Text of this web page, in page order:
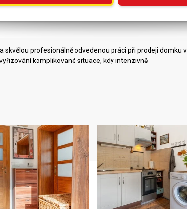
skvělou profesionálně odvedenou práci při prodeji domku v
komplikované situace, kdy intenzivně